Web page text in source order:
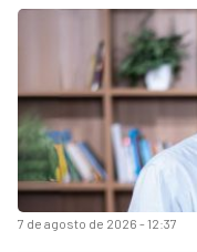
7 de agosto de 2026 - 12:37